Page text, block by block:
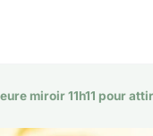
miroir 11h11 pour